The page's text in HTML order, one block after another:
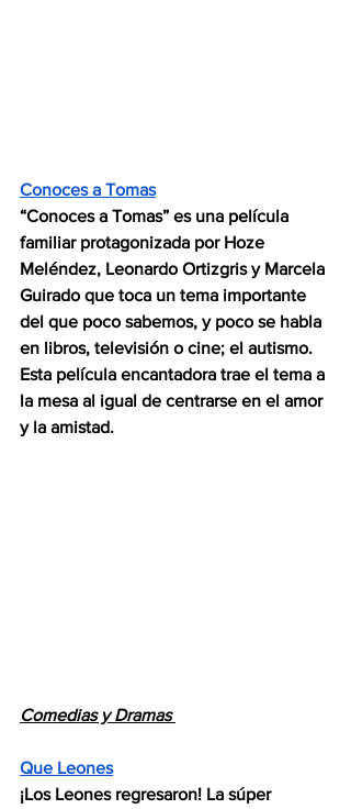
Conoces a Tomas
“Conoces a Tomas” es una película
familiar protagonizada por Hoze
Meléndez, Leonardo Ortizgris y Marcela
Guirado que toca un tema importante
del que poco sabemos, y poco se habla
en libros, televisión o cine; el autismo.
Esta película encantadora trae el tema a
la mesa al igual de centrarse en el amor
y la amistad.
Comedias y Dramas
Que Leones
¡Los Leones regresaron! La súper